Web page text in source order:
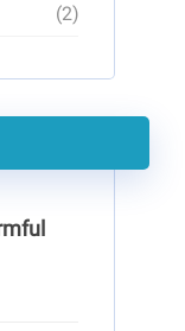
(2)